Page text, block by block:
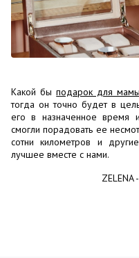
Какой быподарок для мамы
тогда он точно будет в
его в назначенное время
смогли порадовать ее
сотни километров и
лучшее вместе с нами.